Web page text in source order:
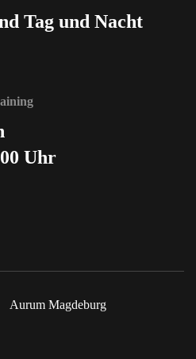
Tag und Nacht
Uhr
Aurum Magdeburg